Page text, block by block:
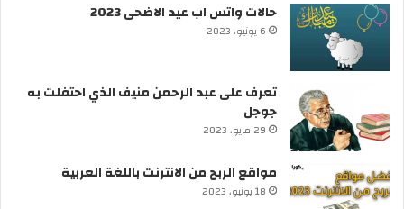
حالات واتس اب عيد الاضحى 2023
6 يونيو، 2023
تعرف على عبد الرحمن منيف الذي احتفلت به
جوجل
29 مايو، 2023
مواقع الربح من الانترنت باللغة العربية
18 يونيو، 2023